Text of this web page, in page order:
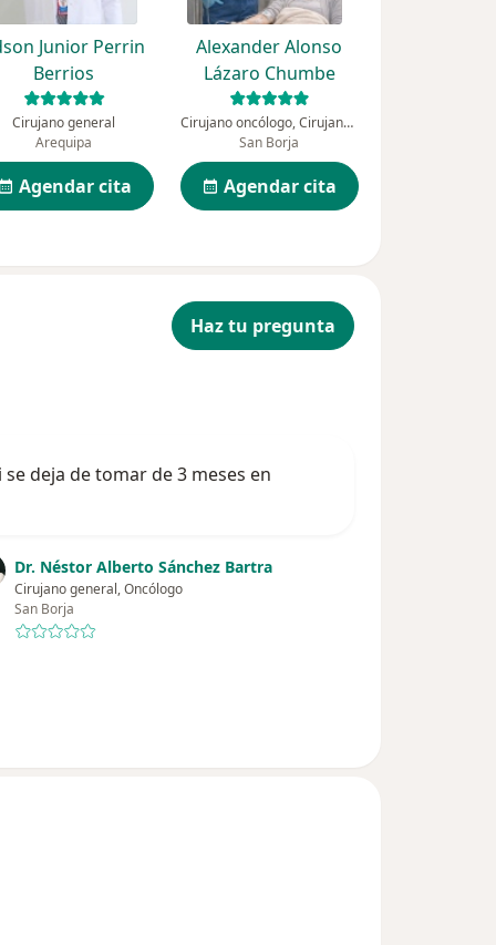
Junior Perrin
Berrios
Cirujano general
Arequipa
Agendar cita
Alexander Alonso
Lázaro Chumbe
Cirujano oncólogo, Cirujano general
San Borja
Agendar cita
Haz tu pregunta
deja de tomar de 3 meses en
Dr. Néstor Alberto Sánchez Bartra
Cirujano general, Oncólogo
San Borja